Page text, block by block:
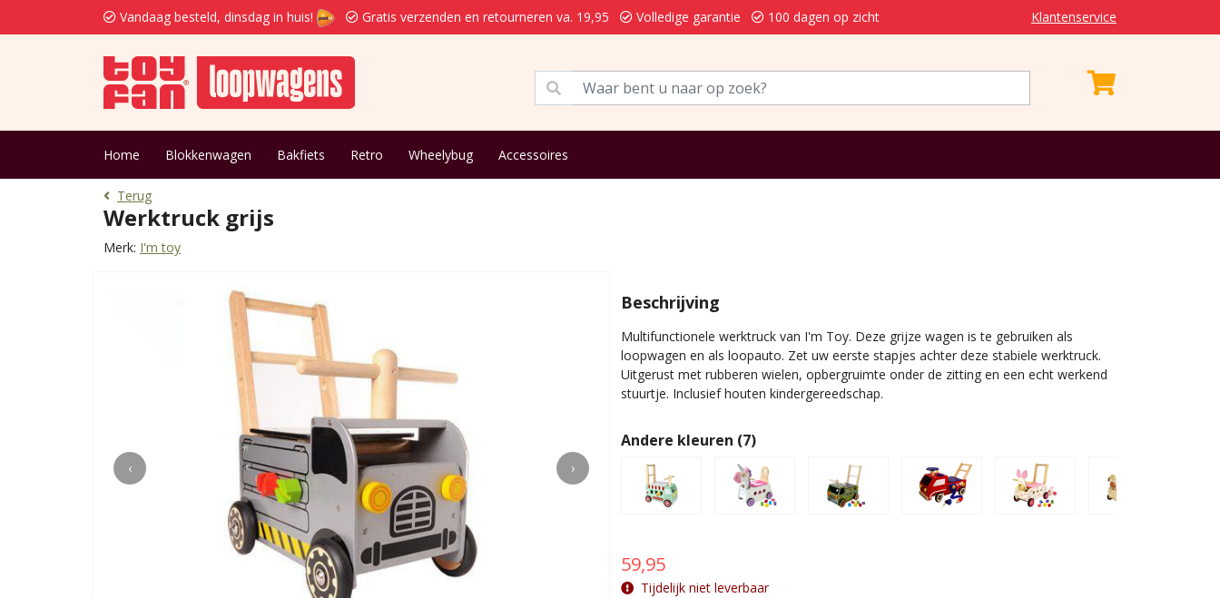
Vandaag besteld, dinsdag in huis! Gratis verzenden en retourneren va. 19,95 Volledige garantie 100 dagen op zicht Klantenservice
Home Blokkenwagen Bakfiets Retro Wheelybug Accessoires
Terug
Werktruck grijs
Merk: I'm toy
‹ ›
Beschrijving
Multifunctionele werktruck van I'm Toy. Deze grijze wagen is te gebruiken als
loopwagen en als loopauto. Zet uw eerste stapjes achter deze stabiele werktruck.
Uitgerust met rubberen wielen, opbergruimte onder de zitting en een echt werkend
stuurtje. Inclusief houten kindergereedschap.
Andere kleuren (7)
59,95
Tijdelijk niet leverbaar